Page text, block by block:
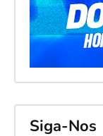
Siga-Nos